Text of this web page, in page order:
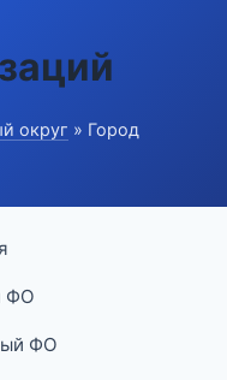
округ » Город
ФО
ФО